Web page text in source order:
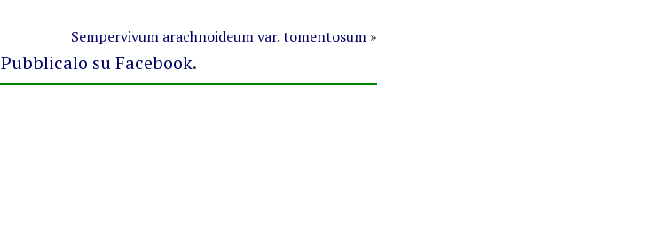
Sempervivum arachnoideum var. tomentosum »
Pubblicalo su Facebook.